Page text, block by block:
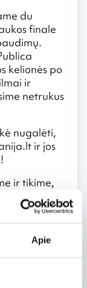
Apie
du
finale
kelionės po
ir
netrukus
nugalėti,
ir jos
ir tikime,